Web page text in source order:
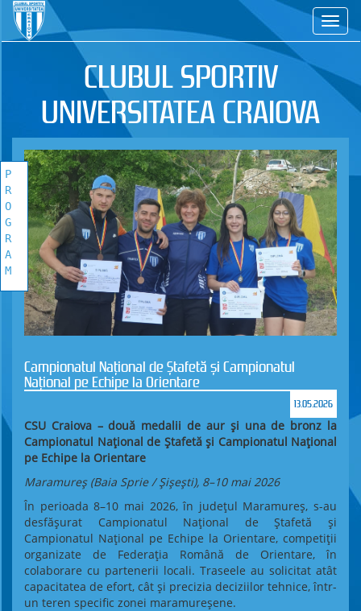
CS
CLUBUL SPORTIV
UNIVERSITATEA CRAIOVA
Campionatul Național de Ștafetă și Campionatul
Național pe Echipe la Orientare
13.05.2026
CSU Craiova – două medalii de aur și una de bronz la
Campionatul Național de Ștafetă și Campionatul Național
pe Echipe la Orientare
Maramureș (Baia Sprie / Șișești), 8–10 mai 2026
În perioada 8–10 mai 2026, în județul Maramureș, s-au
desfășurat Campionatul Național de Ștafetă și
Campionatul Național pe Echipe la Orientare, competiții
organizate de Federația Română de Orientare, în
colaborare cu partenerii locali. Traseele au solicitat atât
capacitatea de efort, cât și precizia deciziilor tehnice, într-
un teren specific zonei maramureșene.
PROGRAM
COMPETITIONAL
P
R
O
G
R
A
M